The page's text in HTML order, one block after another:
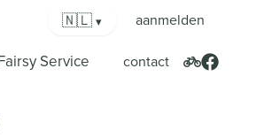
🇳🇱 ▾ aanmelden
Service contact